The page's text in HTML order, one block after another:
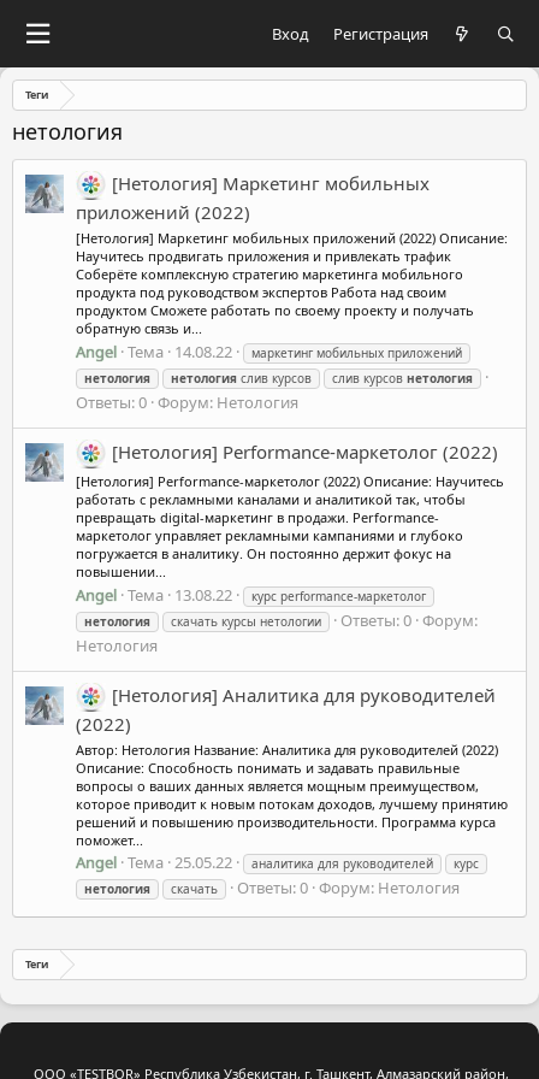
Вход Регистрация
Теги
нетология
[Нетология] Маркетинг мобильных
приложений (2022)
[Нетология] Маркетинг мобильных приложений (2022) Описание:
Научитесь продвигать приложения и привлекать трафик
Соберёте комплексную стратегию маркетинга мобильного
продукта под руководством экспертов Работа над своим
продуктом Сможете работать по своему проекту и получать
обратную связь и...
Angel Тема 14.08.22
маркетинг мобильных приложений
нетология
нетология слив курсов слив курсов нетология
Ответы: 0 Форум: Нетология
[Нетология] Performance-маркетолог (2022)
[Нетология] Performance-маркетолог (2022) Описание: Научитесь
работать с рекламными каналами и аналитикой так, чтобы
превращать digital-маркетинг в продажи. Performance-
маркетолог управляет рекламными кампаниями и глубоко
погружается в аналитику. Он постоянно держит фокус на
повышении...
Angel Тема 13.08.22
курс performance-маркетолог
нетология
скачать курсы нетологии Ответы: 0 Форум:
Нетология
[Нетология] Аналитика для руководителей
(2022)
Автор: Нетология Название: Аналитика для руководителей (2022)
Описание: Способность понимать и задавать правильные
вопросы о ваших данных является мощным преимуществом,
которое приводит к новым потокам доходов, лучшему принятию
решений и повышению производительности. Программа курса
поможет...
Angel Тема 25.05.22 аналитика для руководителей
курс
нетология
скачать Ответы: 0 Форум: Нетология
Теги
ООО «TESTBOR» Республика Узбекистан, г. Ташкент, Алмазарский район,